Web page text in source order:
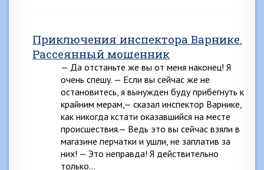
Приключения инспектора Варнике.
Рассеянный мошенник
— Да отстаньте же вы от меня наконец! Я
очень спешу. — Если вы сейчас же не
остановитесь, я вынужден буду прибегнуть к
крайним мерам,— сказал инспектор Варнике,
как никогда кстати оказавшийся на месте
происшествия.— Ведь это вы сейчас взяли в
магазине перчатки и ушли, не заплатив за
них! — Это неправда! Я действительно
только…